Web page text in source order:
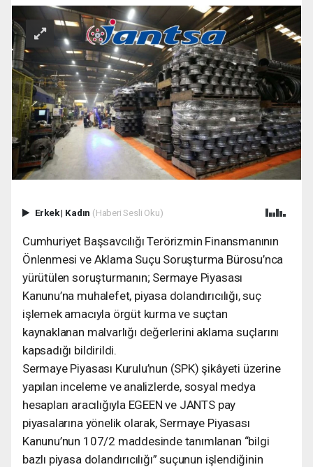
Erkek| Kadın (Haberi Sesli Oku)
Cumhuriyet Başsavcılığı Terörizmin Finansmanının
Önlenmesi ve Aklama Suçu Soruşturma Bürosu’nca
yürütülen soruşturmanın; Sermaye Piyasası
Kanunu’na muhalefet, piyasa dolandırıcılığı, suç
işlemek amacıyla örgüt kurma ve suçtan
kaynaklanan malvarlığı değerlerini aklama suçlarını
kapsadığı bildirildi.
Sermaye Piyasası Kurulu’nun (SPK) şikâyeti üzerine
yapılan inceleme ve analizlerde, sosyal medya
hesapları aracılığıyla EGEEN ve JANTS pay
piyasalarına yönelik olarak, Sermaye Piyasası
Kanunu’nun 107/2 maddesinde tanımlanan “bilgi
bazlı piyasa dolandırıcılığı” suçunun işlendiğinin